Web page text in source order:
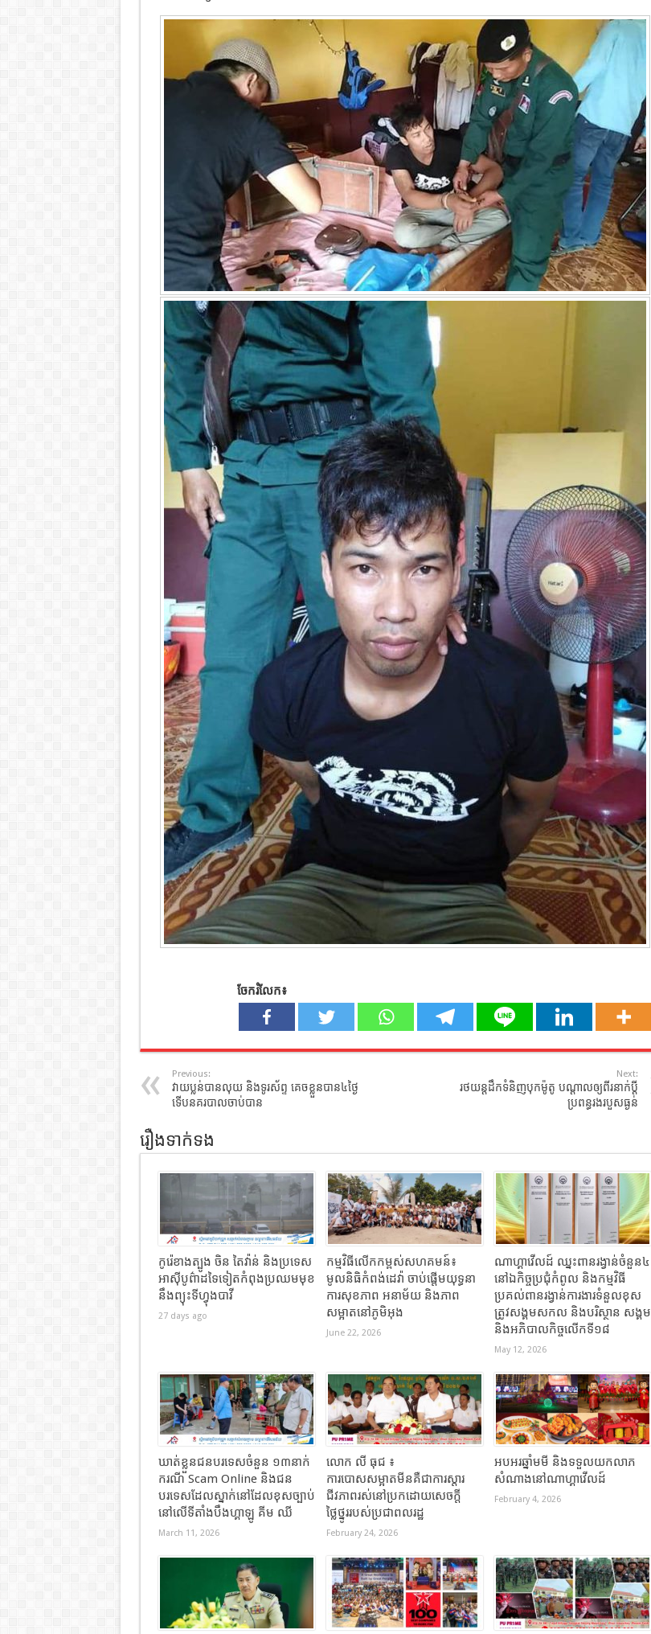
ចែករំលែក៖
Previous:
វាយប្លន់បានលុយ និងទូរស័ព្ទ គេចខ្លួនបាន៤ថ្ងៃ
ទើបនគរបាលចាប់បាន​
Next:
រថយន្ត​ដឹកទំនិញបុក​​ម៉ូតូ បណ្ដាល​ឲ្យ​ពីរ​នាក់​ប្ដី​
ប្រពន្ធ​រងរបួស​ធ្ងន់
រឿងទាក់ទង
កូរ៉េខាងត្បូង ចិន តៃវ៉ាន់ និងប្រទេស
អាស៊ីបូព៌ាដទៃទៀតកំពុងប្រឈមមុខ
នឹងព្យុះទីហ្វុងបាវី
27 days ago
កម្មវិធីលើកកម្ពស់សហគមន៍៖
មូលនិធិកំពង់ដេវ៉ា ចាប់ផ្តើមយុទ្ធនា
ការសុខភាព អនាម័យ និងភាព
សម្អាតនៅភូមិអុង
June 22, 2026
ណាហ្គាវើលដ៍ ឈ្នះពានរង្វាន់ចំនួន៤
នៅឯកិច្ចប្រជុំកំពូល និងកម្មវិធី
ប្រគល់ពានរង្វាន់ការងារទំនួលខុស
ត្រូវសង្គមសកល និងបរិស្ថាន សង្គម
និងអភិបាលកិច្ចលើកទី១៨
May 12, 2026
ឃាត់ខ្លួនជនបរទេសចំនួន ១៣នាក់
ករណី Scam Online និងជន
បរទេសដែលស្នាក់នៅដែលខុសច្បាប់
នៅលើទីតាំងបឹងហ្គាឡូ គីម ឈី
March 11, 2026
លោក លី ធុជ ៖
ការបោសសម្អាតមីនគឺជាការស្តារ
ជីវភាពរស់នៅប្រកដោយសេចក្តី
ថ្លៃថ្នូររបស់ប្រជាពលរដ្ឋ
February 24, 2026
អបអរឆ្នាំមមី និងទទួលយកលាភ
សំណាងនៅណាហ្គាវើលដ៍
February 4, 2026